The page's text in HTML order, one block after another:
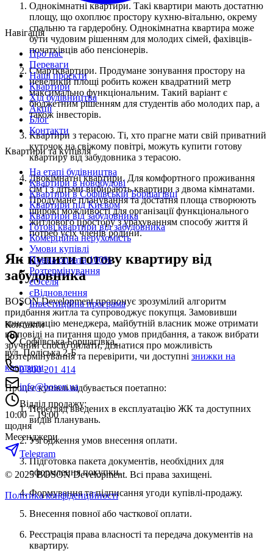
Однокімнатні квартири. Такі квартири мають достатню
площу, що охоплює простору кухню-вітальню, окрему
спальню та гардеробну. Однокімнатна квартира може
бути чудовим рішенням для молодих сімей, фахівців-
початківців або пенсіонерів.
Смартквартири. Продумане зонування простору на
невеликій площі робить кожен квадратний метр
максимально функціональним. Такий варіант є
бюджетним рішенням для студентів або молодих пар, а
також інвесторів.
Квартири з терасою. Ті, хто прагне мати свій приватний
куточок на свіжому повітрі, можуть купити готову
квартиру від забудовника з терасою.
Двокімнатні квартири. Для комфортного проживання
сім’ї з дітьми вибирають квартири з двома кімнатами.
Продумане планування та достатня площа створюють
широкі можливості для організації функціонального
житлового простору з урахуванням способу життя й
потреб усіх членів родини.
Як купити готову квартиру від
забудовника
BOSON Development пропонує зрозумілий алгоритм
придбання житла та супроводжує покупця. Замовивши
консультацію менеджера, майбутній власник може отримати
відповіді на питання щодо умов придбання, а також вибрати
зручний спосіб оплати, дізнатися про можливість
розтермінування та перевірити, чи доступні знижки на
квартири.
Процес купівлі відбувається поетапно:
Перегляд введених в експлуатацію ЖК та доступних
видів планувань.
Узгодження умов внесення оплати.
Підготовка пакета документів, необхідних для
оформлення покупки.
Формування та підписання угоди купівлі-продажу.
Внесення повної або часткової оплати.
Реєстрація права власності та передача документів на
квартиру.
Навігація
Про нас
Переваги
Наші проєкти
Квартири
Хід будівництва
Акції
Блог
Контакти
Квартири та купівля
На етапі будівництва
Квартири в новобудові
Квартири в Софіївській Борщагівці
Квартири під Києвом
Квартири від забудовника
Готові квартири від забудовника
Комерційна нерухомість
Умови купівлі
Повна оплата 100%
Розтермінування
єОселя
єВідновлення
Інвестиційна програма
Контакти
Софіївська Борщагівка,
вул. Поліська 2-Б
0 800 201 414
info@boson.ua
Відділ продажу:
10:00 – 19:00
щодня
Месенджери
Telegram
© 2025 BOSON Development. Всі права захищені.
Політика конфіденційності